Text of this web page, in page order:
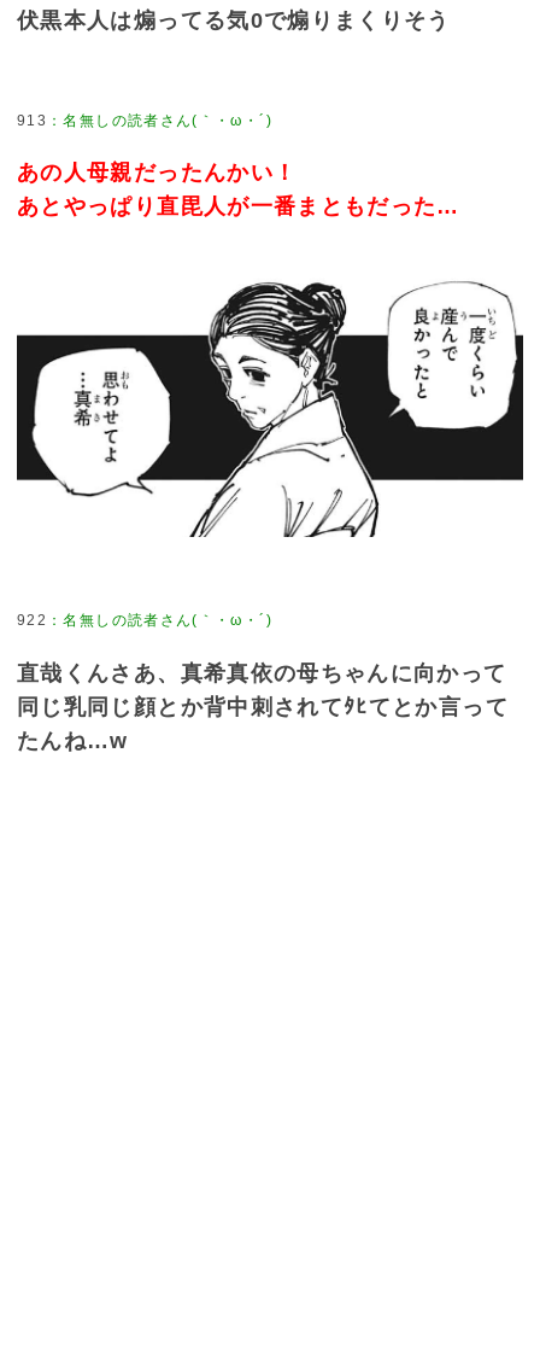
伏黒本人は煽ってる気0で煽りまくりそう
913 ：名無しの読者さん(｀・ω・´)
あの人母親だったんかい！
あとやっぱり直毘人が一番まともだった…
922 ：名無しの読者さん(｀・ω・´)
直哉くんさあ、真希真依の母ちゃんに向かって
同じ乳同じ顔とか背中刺されてﾀﾋてとか言って
たんね…w